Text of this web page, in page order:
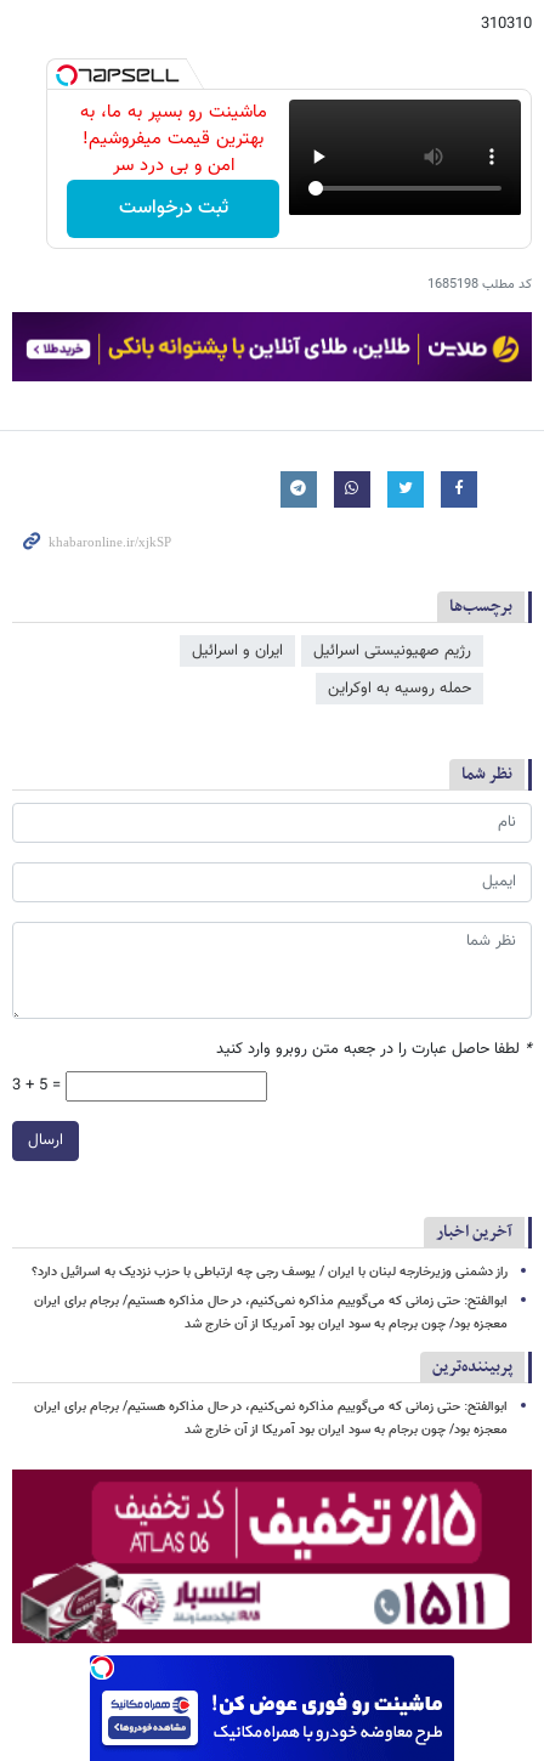
310310
ماشینت رو بسپر به ما، به
بهترین قیمت میفروشیم!
امن و بی درد سر
ثبت درخواست
کد مطلب1685198
برچسب‌ها
رژیم صهیونیستی اسرائیل
ایران و اسرائیل
حمله روسیه به اوکراین
نظر شما
* لطفا حاصل عبارت را در جعبه متن روبرو وارد کنید
3 + 5 =
ارسال
آخرین اخبار
راز دشمنی وزیرخارجه لبنان با ایران / یوسف رجی چه ارتباطی با حزب نزدیک به اسرائیل دارد؟
ابوالفتح: حتی زمانی که می‌گوییم مذاکره نمی‌کنیم، در حال مذاکره هستیم/ برجام برای ایران
معجزه بود/ چون برجام به سود ایران بود آمریکا از آن خارج شد
پربیننده‌ترین
ابوالفتح: حتی زمانی که می‌گوییم مذاکره نمی‌کنیم، در حال مذاکره هستیم/ برجام برای ایران
معجزه بود/ چون برجام به سود ایران بود آمریکا از آن خارج شد